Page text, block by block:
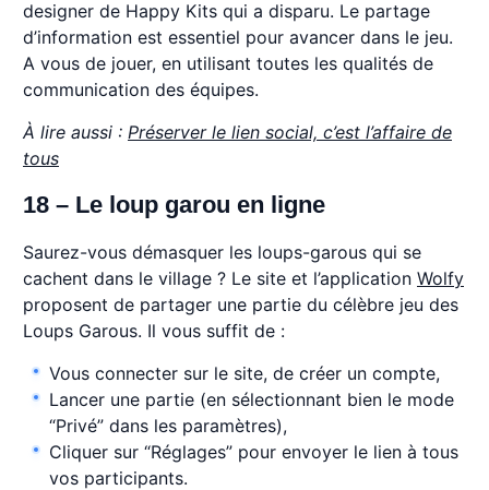
designer de Happy Kits qui a disparu. Le partage
d’information est essentiel pour avancer dans le jeu.
A vous de jouer, en utilisant toutes les qualités de
communication des équipes.
À lire aussi : Préserver le lien social, c’est l’affaire de
tous
18 – Le loup garou en ligne
Saurez-vous démasquer les loups-garous qui se
cachent dans le village ? Le site et l’application Wolfy
proposent de partager une partie du célèbre jeu des
Loups Garous. Il vous suffit de :
Vous connecter sur le site, de créer un compte,
Lancer une partie (en sélectionnant bien le mode
“Privé” dans les paramètres),
Cliquer sur “Réglages” pour envoyer le lien à tous
vos participants.